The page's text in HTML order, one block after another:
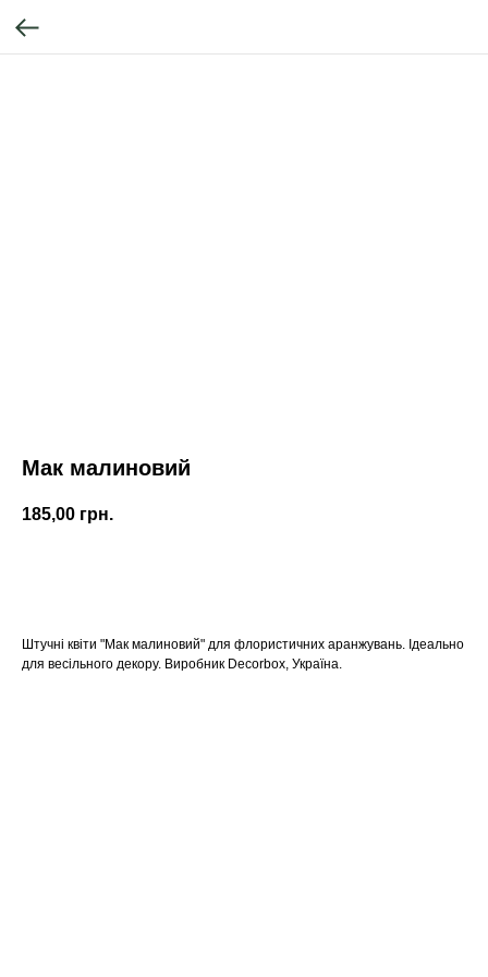
Мак малиновий
185,00 грн.
Штучні квіти "Мак малиновий" для флористичних аранжувань. Ідеально
для весільного декору. Виробник Decorbox, Україна.